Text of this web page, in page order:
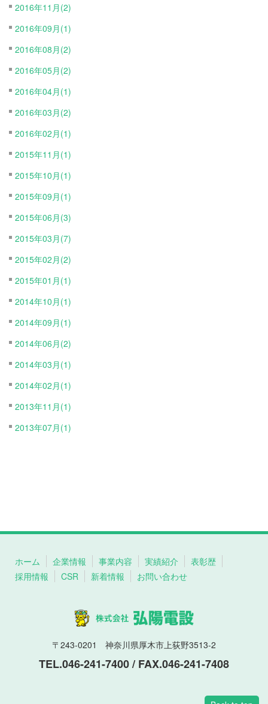
2016年11月(2)
2016年09月(1)
2016年08月(2)
2016年05月(2)
2016年04月(1)
2016年03月(2)
2016年02月(1)
2015年11月(1)
2015年10月(1)
2015年09月(1)
2015年06月(3)
2015年03月(7)
2015年02月(2)
2015年01月(1)
2014年10月(1)
2014年09月(1)
2014年06月(2)
2014年03月(1)
2014年02月(1)
2013年11月(1)
2013年07月(1)
ホーム 企業情報 事業内容 実績紹介
表彰歴
採用情報
CSR 新着情報 お問い合わせ
〒243-0201 神奈川県厚木市上荻野3513-2
TEL.046-241-7400 / FAX.046-241-7408